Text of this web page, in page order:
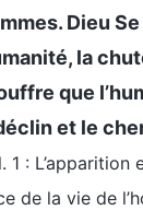
Dieu
la
que
et le
1 : L’apparition
de la vie de